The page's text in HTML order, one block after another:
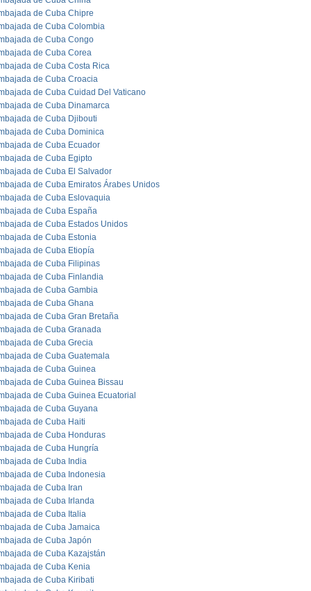
de Cuba Chipre
de Cuba Colombia
de Cuba Congo
de Cuba Corea
de Cuba Costa Rica
de Cuba Croacia
de Cuba Cuidad Del Vaticano
de Cuba Dinamarca
de Cuba Djibouti
de Cuba Dominica
de Cuba Ecuador
de Cuba Egipto
de Cuba El Salvador
de Cuba Emiratos Árabes Unidos
de Cuba Eslovaquia
de Cuba España
de Cuba Estados Unidos
de Cuba Estonia
de Cuba Etiopía
de Cuba Filipinas
de Cuba Finlandia
de Cuba Gambia
de Cuba Ghana
de Cuba Gran Bretaña
de Cuba Granada
de Cuba Grecia
de Cuba Guatemala
de Cuba Guinea
de Cuba Guinea Bissau
de Cuba Guinea Ecuatorial
de Cuba Guyana
de Cuba Haiti
de Cuba Honduras
de Cuba Hungría
de Cuba India
de Cuba Indonesia
de Cuba Iran
de Cuba Irlanda
de Cuba Italia
de Cuba Jamaica
de Cuba Japón
de Cuba Kazajstán
de Cuba Kenia
de Cuba Kiribati